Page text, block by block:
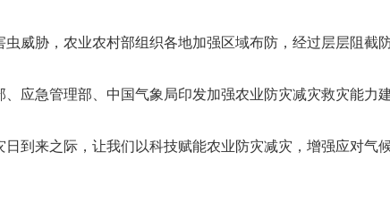
威胁，农业农村部组织各地加强区域布防，经过层层阻截
应急管理部、中国气象局印发加强农业防灾减灾救灾能力
到来之际，让我们以科技赋能农业防灾减灾，增强应对气